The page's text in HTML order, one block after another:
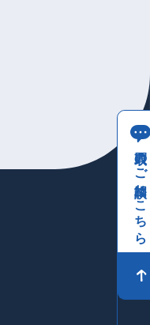
買取のご相談はこちら